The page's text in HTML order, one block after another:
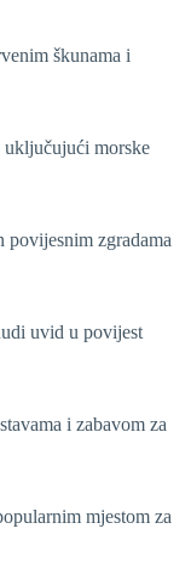
škunama i
morske
povijesnim zgradama
uvid u povijest
i zabavom za
mjestom za